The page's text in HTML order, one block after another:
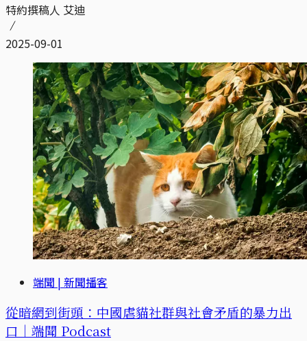
特約撰稿人 艾迪
2025-09-01
端聞 | 新聞播客
從暗網到街頭：中國虐貓社群與社會矛盾的暴力出
口｜端聞 Podcast